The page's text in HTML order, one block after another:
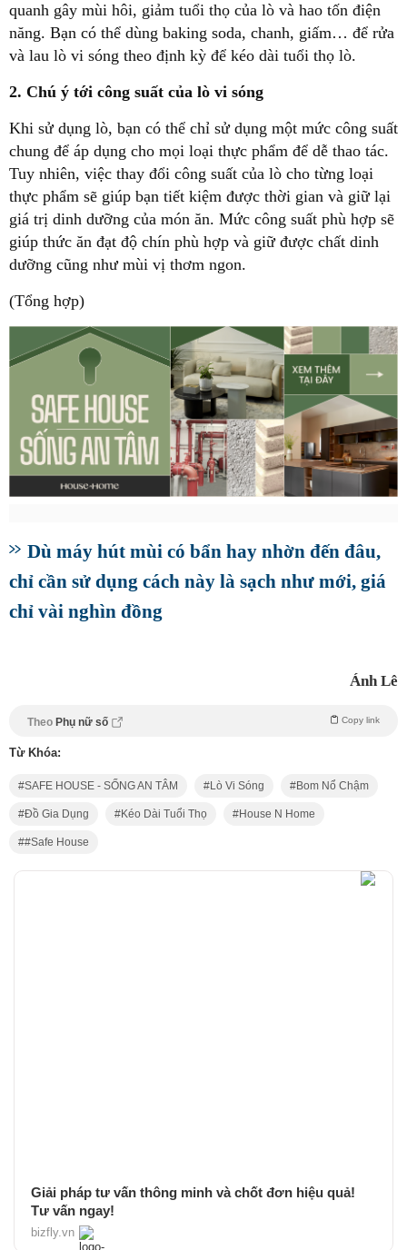
quanh gây mùi hôi, giảm tuổi thọ của lò và hao tốn điện
năng. Bạn có thể dùng baking soda, chanh, giấm… để rửa
và lau lò vi sóng theo định kỳ để kéo dài tuổi thọ lò.
2. Chú ý tới công suất của lò vi sóng
Khi sử dụng lò, bạn có thể chỉ sử dụng một mức công suất
chung để áp dụng cho mọi loại thực phẩm để dễ thao tác.
Tuy nhiên, việc thay đổi công suất của lò cho từng loại
thực phẩm sẽ giúp bạn tiết kiệm được thời gian và giữ lại
giá trị dinh dưỡng của món ăn. Mức công suất phù hợp sẽ
giúp thức ăn đạt độ chín phù hợp và giữ được chất dinh
dưỡng cũng như mùi vị thơm ngon.
(Tổng hợp)
Dù máy hút mùi có bẩn hay nhờn đến đâu,
chỉ cần sử dụng cách này là sạch như mới, giá
chỉ vài nghìn đồng
Ánh Lê
Theo Phụ nữ số Copy link
Từ Khóa:
SAFE HOUSE - SỐNG AN TÂM Lò Vi Sóng Bom Nổ Chậm
Đồ Gia Dụng Kéo Dài Tuổi Thọ House N Home
#safe House
Giải pháp tư vấn thông minh và chốt đơn hiệu quả!
Tư vấn ngay!
bizfly.vn